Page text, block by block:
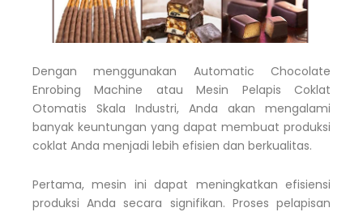
Dengan menggunakan Automatic Chocolate
Enrobing Machine atau Mesin Pelapis Coklat
Otomatis Skala Industri, Anda akan mengalami
banyak keuntungan yang dapat membuat produksi
coklat Anda menjadi lebih efisien dan berkualitas.
Pertama, mesin ini dapat meningkatkan efisiensi
produksi Anda secara signifikan. Proses pelapisan